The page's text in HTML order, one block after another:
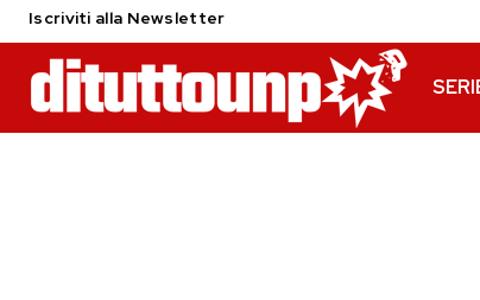
Iscriviti alla Newsletter